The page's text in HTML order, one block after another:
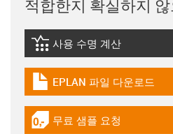
적합한지 확실하지
igus-icon-lebensdauerrechner
사용 수명 계산
igus-icon-download-plan
EPLAN 파일 다운로드
igus-icon-gratismuster
무료 샘플 요청